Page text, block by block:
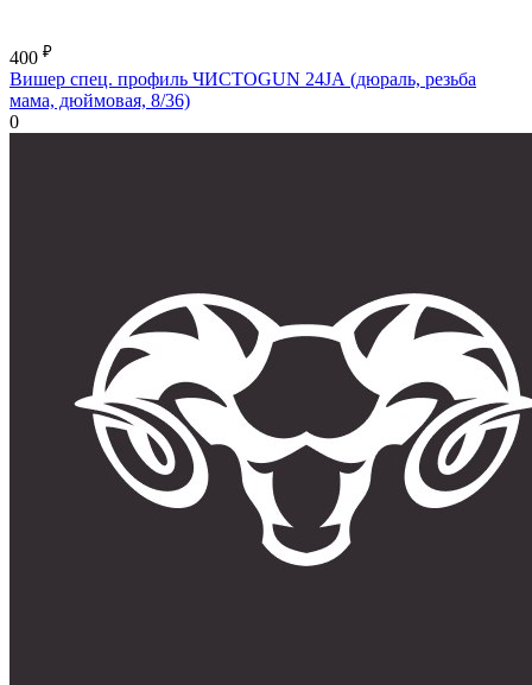
400 ₽
Вишер спец. профиль ЧИСТОGUN 24JА (дюраль, резьба
мама, дюймовая, 8/36)
0